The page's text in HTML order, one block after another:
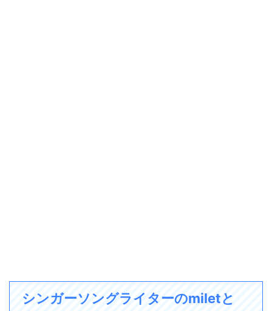
シンガーソングライターのmiletと